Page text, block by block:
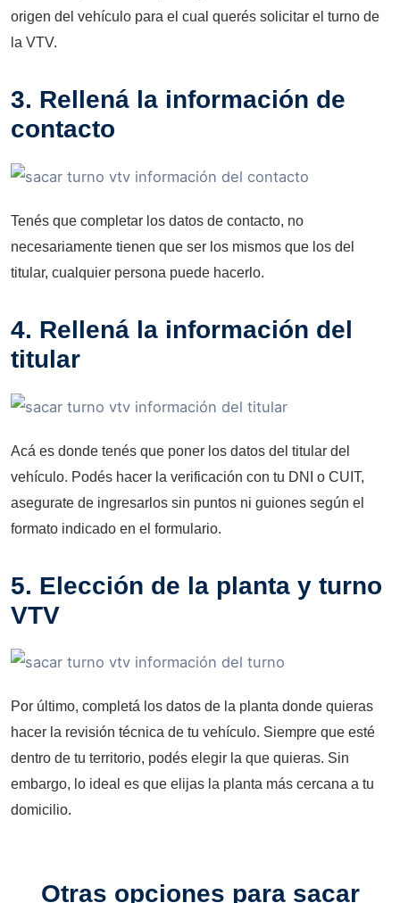
origen del vehículo para el cual querés solicitar el turno de
la VTV.
3. Rellená la información de
contacto
Tenés que completar los datos de contacto, no
necesariamente tienen que ser los mismos que los del
titular, cualquier persona puede hacerlo.
4. Rellená la información del
titular
Acá es donde tenés que poner los datos del titular del
vehículo. Podés hacer la verificación con tu DNI o CUIT,
asegurate de ingresarlos sin puntos ni guiones según el
formato indicado en el formulario.
5. Elección de la planta y turno
VTV
Por último, completá los datos de la planta donde quieras
hacer la revisión técnica de tu vehículo. Siempre que esté
dentro de tu territorio, podés elegir la que quieras. Sin
embargo, lo ideal es que elijas la planta más cercana a tu
domicilio.
Otras opciones para sacar